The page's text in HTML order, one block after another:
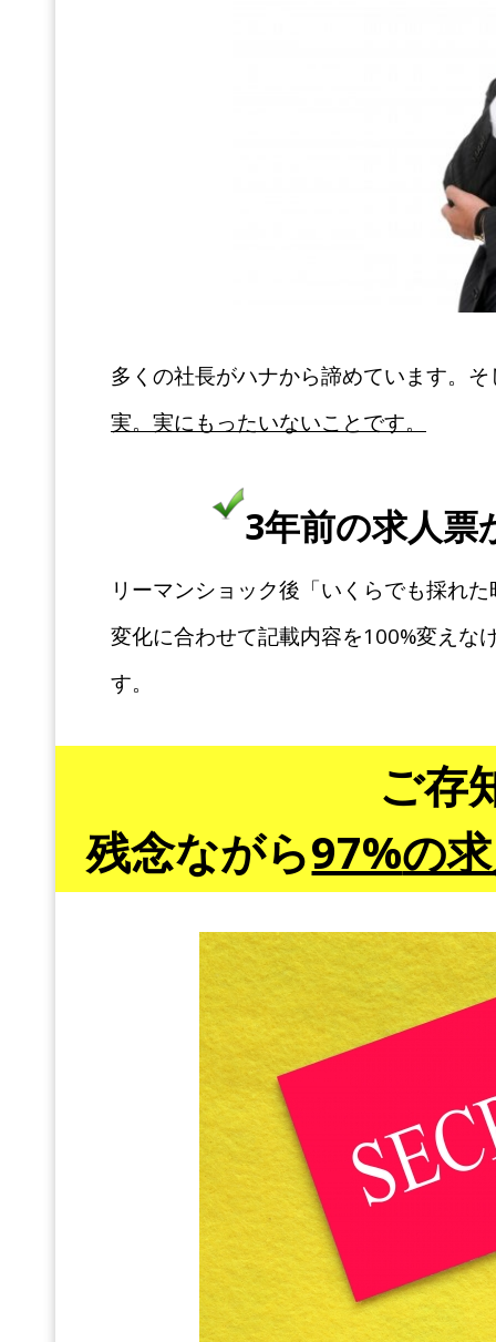
多くの社長がハナから諦めています。そ
実。実にもったいないことです。
3年前の求人票
リーマンショック後「いくらでも採れ
変化に合わせて記載内容を100%変えな
す。
ご存
残念ながら97%の